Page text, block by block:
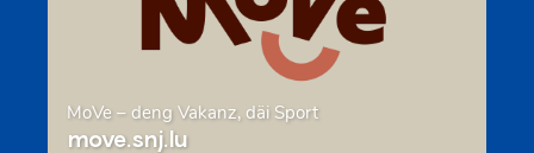
MoVe – deng Vakanz, däi Sport
move.snj.lu